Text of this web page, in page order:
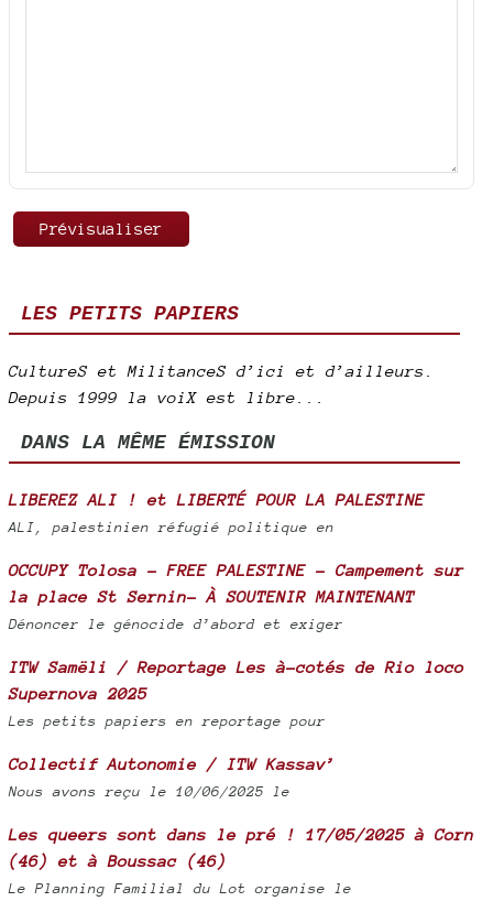
LES PETITS PAPIERS
CultureS et MilitanceS d’ici et d’ailleurs.
Depuis 1999 la voiX est libre...
DANS LA MÊME ÉMISSION
LIBEREZ ALI ! et LIBERTÉ POUR LA PALESTINE
ALI, palestinien réfugié politique en
OCCUPY Tolosa - FREE PALESTINE - Campement sur
la place St Sernin- À SOUTENIR MAINTENANT
Dénoncer le génocide d’abord et exiger
ITW Samëli / Reportage Les à-cotés de Rio loco
Supernova 2025
Les petits papiers en reportage pour
Collectif Autonomie / ITW Kassav’
Nous avons reçu le 10/06/2025 le
Les queers sont dans le pré ! 17/05/2025 à Corn
(46) et à Boussac (46)
Le Planning Familial du Lot organise le